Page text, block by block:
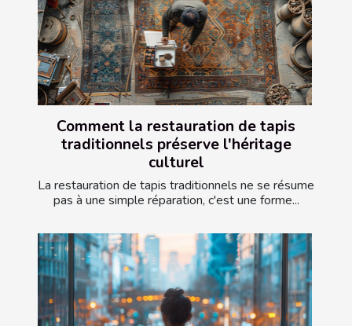
Comment la restauration de tapis
traditionnels préserve l'héritage
culturel
La restauration de tapis traditionnels ne se résume
pas à une simple réparation, c'est une forme...